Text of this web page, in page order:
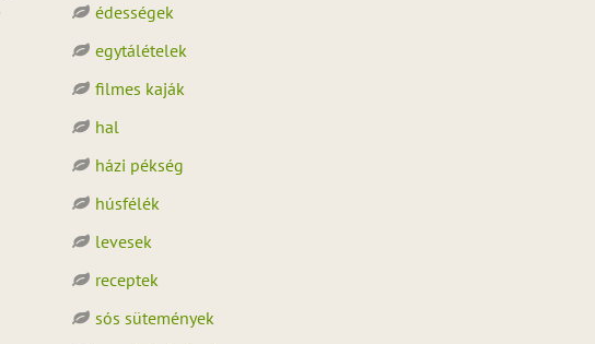
édességek
egytálételek
filmes kaják
hal
házi pékség
húsfélék
levesek
receptek
sós sütemények